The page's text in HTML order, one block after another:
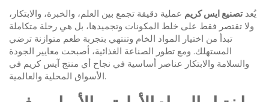
يُعدتصنيع ايس كريم عملية دقيقة تجمع بين العلم، والخبرة، والابتكار،
ولا تقتصر فقط على خلط المكونات وتجميدها، بل هي رحلة متكاملة
تبدأ من اختيار المواد الخام وتنتهي بتجربة طعم متوازنة ترضي
المستهلك. ومع تطور الصناعة الغذائية، أصبحت معايير الجودة
والسلامة والابتكار عناصر أساسية في نجاح أي منتج آيس كريم في
الأسواق المحلية والعالمية.